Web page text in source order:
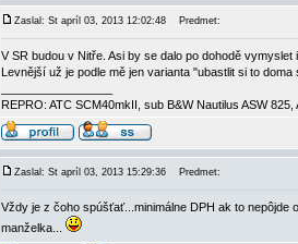
Zaslal: St apríl 03, 2013 12:02:48 Predmet:
V SR budou v Nitře. Asi by se dalo po dohodě
Levnější už je podle mě jen varianta "ubastlit si to
REPRO: ATC SCM40mkII, sub B&W Nautilus ASW
Zaslal: St apríl 03, 2013 15:29:36 Predmet:
Vždy je z čoho spúšťať...minimálne DPH ak to
manželka...